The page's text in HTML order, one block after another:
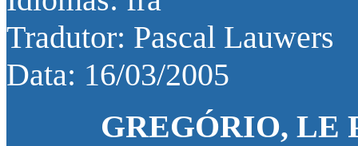
Tradutor: Pascal Lauwers
Data: 16/03/2005
GREGÓRIO, LE